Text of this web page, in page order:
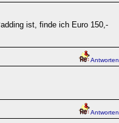
ist, finde ich Euro 150,-
Antworten
Antworten